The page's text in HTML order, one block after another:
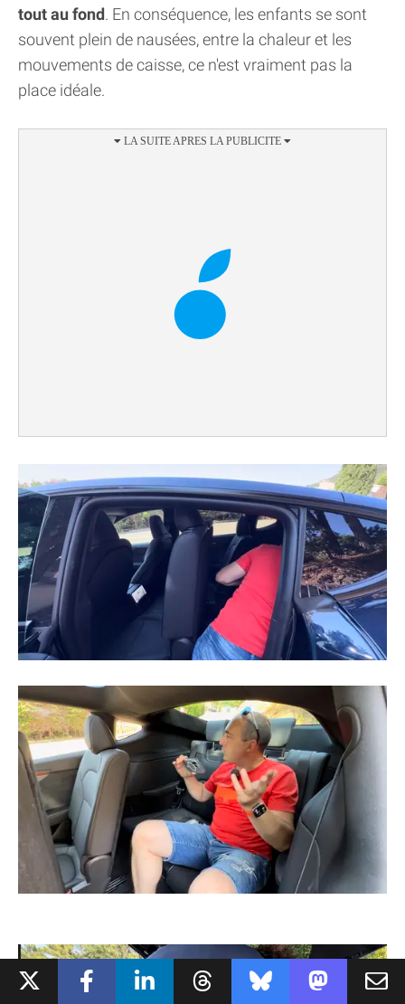
tout au fond. En conséquence, les enfants se sont
souvent plein de nausées, entre la chaleur et les
mouvements de caisse, ce n'est vraiment pas la
place idéale.